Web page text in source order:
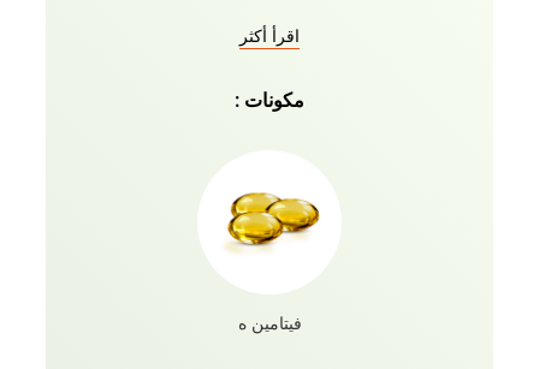
المتشققة. تتغلغل تركيبة دابر هيربولين الطبيعية بعمق في
استخدامه المنتظم يغذي ويحمي البشرة من الظروف
الجوية القاسية ويساعد على التئام الجروح والتشققات. دابر
اقرأ أكثر
مكونات :
فيتامين ه